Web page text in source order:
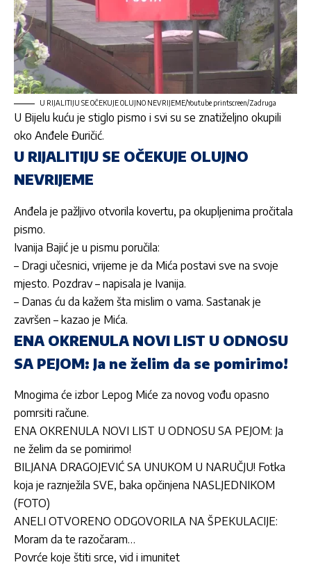
U RIJALITIJU SE OČEKUJE OLUJNO NEVRIJEME/Youtube printscreen/Zadruga
U Bijelu kuću je stiglo pismo i svi su se znatiželjno okupili
oko Anđele Đuričić.
U RIJALITIJU SE OČEKUJE OLUJNO
NEVRIJEME
Anđela je pažljivo otvorila kovertu, pa okupljenima pročitala
pismo.
Ivanija Bajić je u pismu poručila:
– Dragi učesnici, vrijeme je da Mića postavi sve na svoje
mjesto. Pozdrav – napisala je Ivanija.
– Danas ću da kažem šta mislim o vama. Sastanak je
završen – kazao je Mića.
ENA OKRENULA NOVI LIST U ODNOSU
SA PEJOM: Ja ne želim da se pomirimo!
Mnogima će izbor Lepog Miće za novog vođu opasno
pomrsiti račune.
ENA OKRENULA NOVI LIST U ODNOSU SA PEJOM: Ja
ne želim da se pomirimo!
BILJANA DRAGOJEVIĆ SA UNUKOM U NARUČJU! Fotka
koja je raznježila SVE, baka opčinjena NASLJEDNIKOM
(FOTO)
ANELI OTVORENO ODGOVORILA NA ŠPEKULACIJE:
Moram da te razočaram…
Povrće koje štiti srce, vid i imunitet